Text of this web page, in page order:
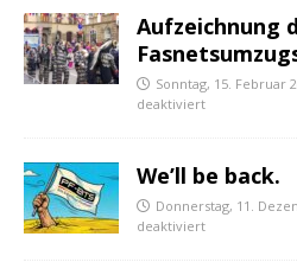
Aufzeichnung
Sonntag, 15. Februar
deaktiviert
We’ll be back.
Donnerstag, 11.
deaktiviert